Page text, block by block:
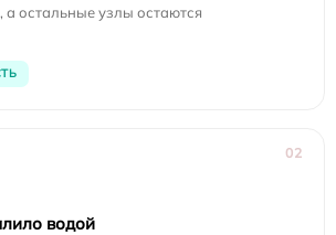
а остальные узлы остаются
02
водой